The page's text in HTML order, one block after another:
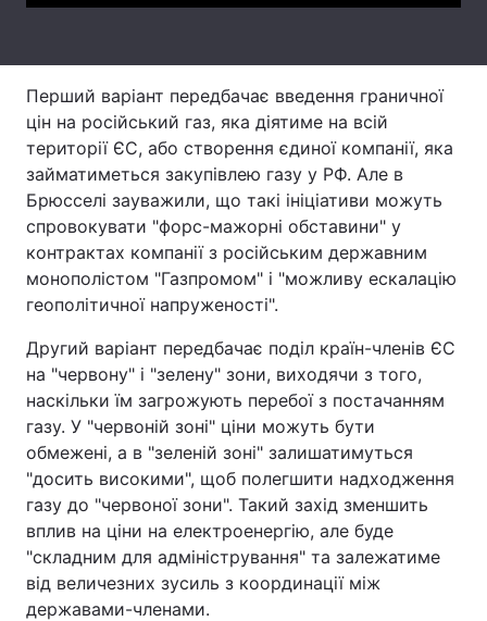
Тема оформлення
Перший варіант передбачає введення граничної
цін на російський газ, яка діятиме на всій
території ЄС, або створення єдиної компанії, яка
займатиметься закупівлею газу у РФ. Але в
Брюсселі зауважили, що такі ініціативи можуть
спровокувати "форс-мажорні обставини" у
контрактах компанії з російським державним
монополістом "Газпромом" і "можливу ескалацію
геополітичної напруженості".
Другий варіант передбачає поділ країн-членів ЄС
на "червону" і "зелену" зони, виходячи з того,
наскільки їм загрожують перебої з постачанням
газу. У "червоній зоні" ціни можуть бути
обмежені, а в "зеленій зоні" залишатимуться
"досить високими", щоб полегшити надходження
газу до "червоної зони". Такий захід зменшить
вплив на ціни на електроенергію, але буде
"складним для адміністрування" та залежатиме
від величезних зусиль з координації між
державами-членами.